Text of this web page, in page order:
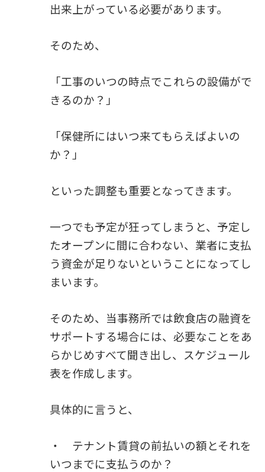
出来上がっている必要があります。
そのため、
「工事のいつの時点でこれらの設備がで
きるのか？」
「保健所にはいつ来てもらえばよいの
か？」
といった調整も重要となってきます。
一つでも予定が狂ってしまうと、予定し
たオープンに間に合わない、業者に支払
う資金が足りないということになってし
まいます。
そのため、当事務所では飲食店の融資を
サポートする場合には、必要なことをあ
らかじめすべて聞き出し、スケジュール
表を作成します。
具体的に言うと、
・ テナント賃貸の前払いの額とそれを
いつまでに支払うのか？